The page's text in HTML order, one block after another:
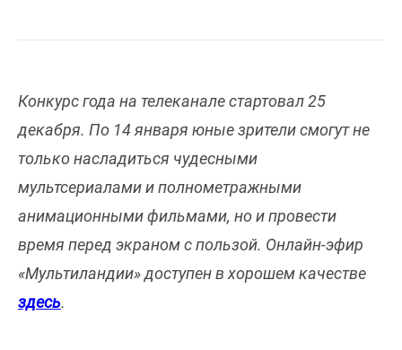
Конкурс года на телеканале стартовал 25
декабря. По 14 января юные зрители смогут не
только насладиться чудесными
мультсериалами и полнометражными
анимационными фильмами, но и провести
время перед экраном с пользой. Онлайн-эфир
«Мультиландии» доступен в хорошем качестве
здесь.